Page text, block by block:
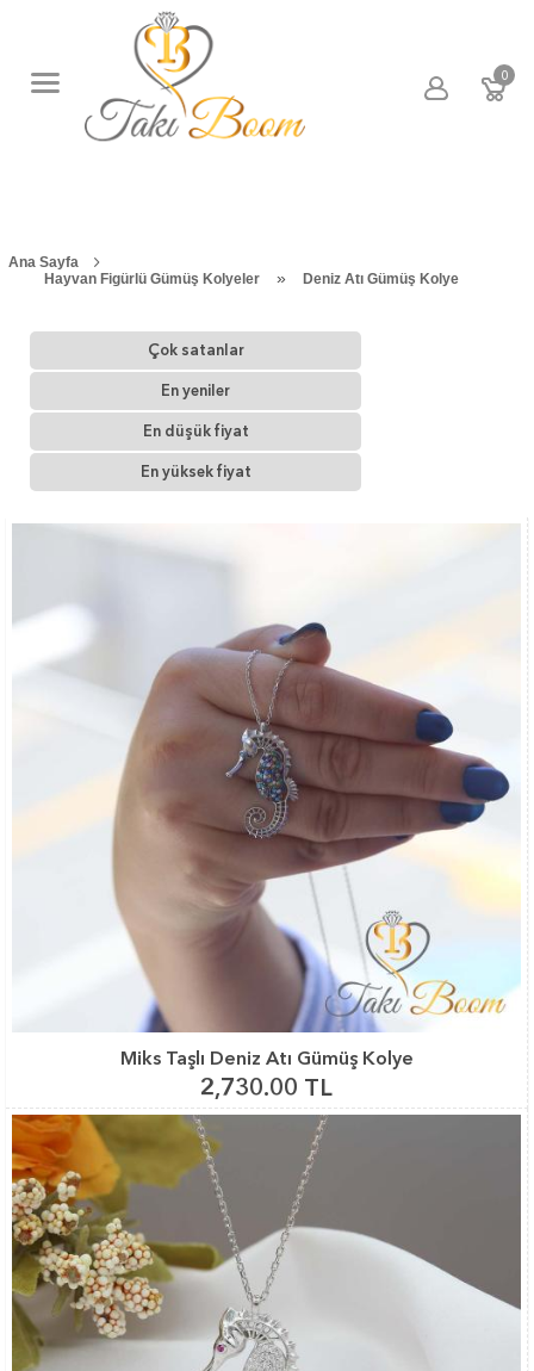
0
Ana Sayfa
Hayvan Figürlü Gümüş Kolyeler
» Deniz Atı Gümüş Kolye
Çok satanlar
En yeniler
En düşük fiyat
En yüksek fiyat
Miks Taşlı Deniz Atı Gümüş Kolye
2,730.00 TL